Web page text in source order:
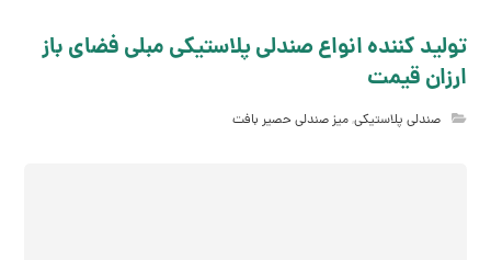
تولید کننده انواع صندلی پلاستیکی مبلی فضای باز
ارزان قیمت
صندلی پلاستیکی,میز صندلی حصیر بافت